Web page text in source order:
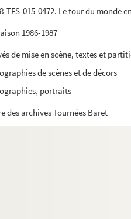
8-TFS-015-0472. Le tour du monde
1986-1987
de mise en scène, textes et
de scènes et de décors
portraits
des archives Tournées Baret